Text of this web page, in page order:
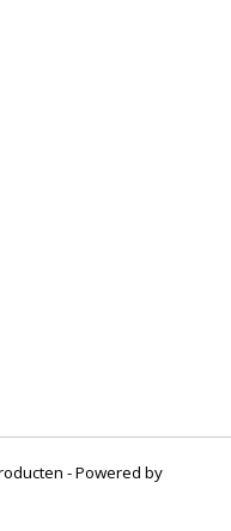
- Powered by